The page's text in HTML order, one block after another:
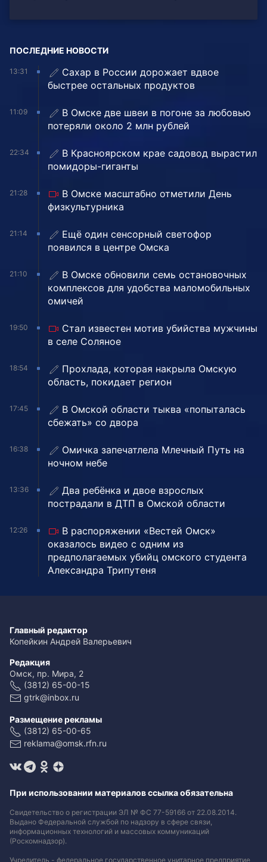
ПОСЛЕДНИЕ НОВОСТИ
13:31
Сахар в России дорожает вдвое
быстрее остальных продуктов
11:09
В Омске две швеи в погоне за любовью
потеряли около 2 млн рублей
22:34
В Красноярском крае садовод вырастил
помидоры-гиганты
21:28
В Омске масштабно отметили День
физкультурника
21:14
Ещё один сенсорный светофор
появился в центре Омска
21:10
В Омске обновили семь остановочных
комплексов для удобства маломобильных
омичей
19:50
Стал известен мотив убийства мужчины
в селе Соляное
18:54
Прохлада, которая накрыла Омскую
область, покидает регион
17:45
В Омской области тыква «попыталась
сбежать» со двора
16:38
Омичка запечатлела Млечный Путь на
ночном небе
13:36
Два ребёнка и двое взрослых
пострадали в ДТП в Омской области
12:26
В распоряжении «Вестей Омск»
оказалось видео с одним из
предполагаемых убийц омского студента
Александра Трипутеня
Главный редактор
Копейкин Андрей Валерьевич
Редакция
Омск, пр. Мира, 2
(3812) 65-00-15
gtrk@inbox.ru
Размещение рекламы
(3812) 65-00-65
reklama@omsk.rfn.ru
При использовании материалов ссылка обязательна
Свидетельство о регистрации ЭЛ № ФС 77-59166 от 22.08.2014.
Выдано Федеральной службой по надзору в сфере связи,
информационных технологий и массовых коммуникаций
(Роскомнадзор).
Учредитель - федеральное государственное унитарное предприятие